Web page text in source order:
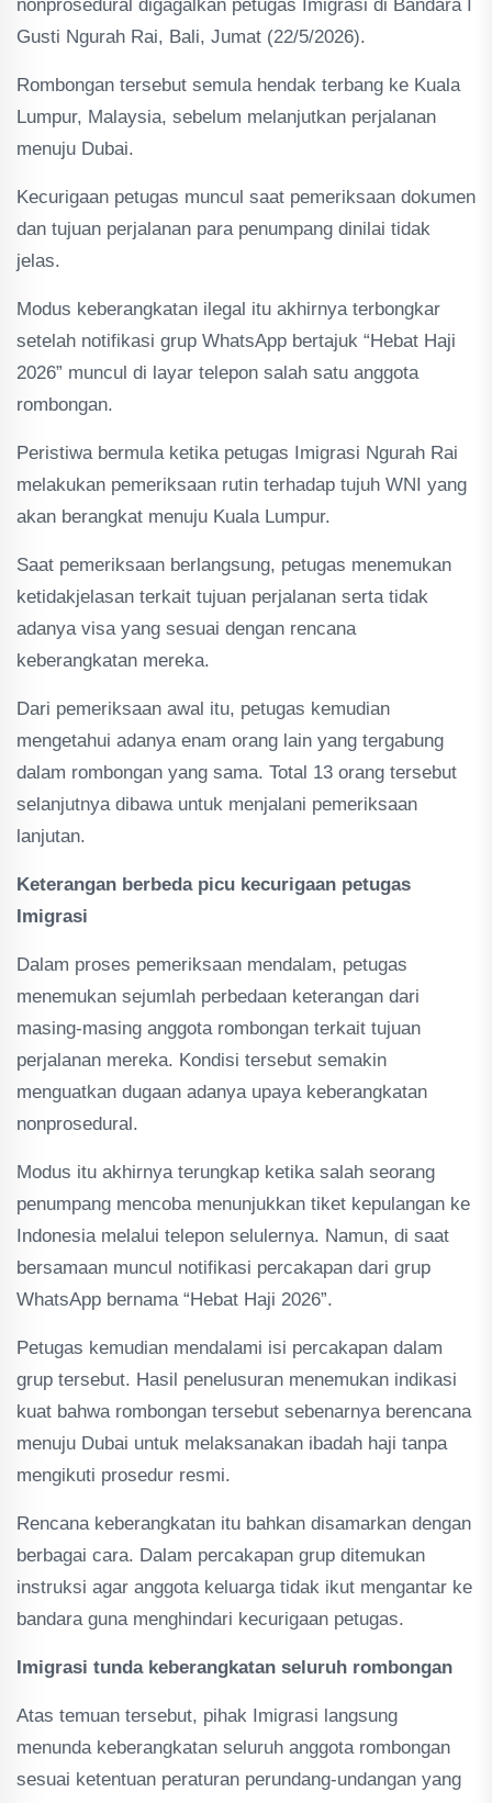
nonprosedural digagalkan petugas Imigrasi di Bandara I
Gusti Ngurah Rai, Bali, Jumat (22/5/2026).
Rombongan tersebut semula hendak terbang ke Kuala
Lumpur, Malaysia, sebelum melanjutkan perjalanan
menuju Dubai.
Kecurigaan petugas muncul saat pemeriksaan dokumen
dan tujuan perjalanan para penumpang dinilai tidak
jelas.
Modus keberangkatan ilegal itu akhirnya terbongkar
setelah notifikasi grup WhatsApp bertajuk “Hebat Haji
2026” muncul di layar telepon salah satu anggota
rombongan.
Peristiwa bermula ketika petugas Imigrasi Ngurah Rai
melakukan pemeriksaan rutin terhadap tujuh WNI yang
akan berangkat menuju Kuala Lumpur.
Saat pemeriksaan berlangsung, petugas menemukan
ketidakjelasan terkait tujuan perjalanan serta tidak
adanya visa yang sesuai dengan rencana
keberangkatan mereka.
Dari pemeriksaan awal itu, petugas kemudian
mengetahui adanya enam orang lain yang tergabung
dalam rombongan yang sama. Total 13 orang tersebut
selanjutnya dibawa untuk menjalani pemeriksaan
lanjutan.
Keterangan berbeda picu kecurigaan petugas
Imigrasi
Dalam proses pemeriksaan mendalam, petugas
menemukan sejumlah perbedaan keterangan dari
masing-masing anggota rombongan terkait tujuan
perjalanan mereka. Kondisi tersebut semakin
menguatkan dugaan adanya upaya keberangkatan
nonprosedural.
Modus itu akhirnya terungkap ketika salah seorang
penumpang mencoba menunjukkan tiket kepulangan ke
Indonesia melalui telepon selulernya. Namun, di saat
bersamaan muncul notifikasi percakapan dari grup
WhatsApp bernama “Hebat Haji 2026”.
Petugas kemudian mendalami isi percakapan dalam
grup tersebut. Hasil penelusuran menemukan indikasi
kuat bahwa rombongan tersebut sebenarnya berencana
menuju Dubai untuk melaksanakan ibadah haji tanpa
mengikuti prosedur resmi.
Rencana keberangkatan itu bahkan disamarkan dengan
berbagai cara. Dalam percakapan grup ditemukan
instruksi agar anggota keluarga tidak ikut mengantar ke
bandara guna menghindari kecurigaan petugas.
Imigrasi tunda keberangkatan seluruh rombongan
Atas temuan tersebut, pihak Imigrasi langsung
menunda keberangkatan seluruh anggota rombongan
sesuai ketentuan peraturan perundang-undangan yang